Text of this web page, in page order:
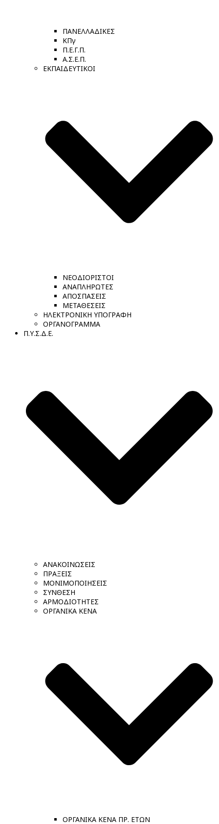
ΠΑΝΕΛΛΑΔΙΚΕΣ
ΚΠγ
Π.Ε.Γ.Π.
Α.Σ.Ε.Π.
ΕΚΠΑΙΔΕΥΤΙΚΟΙ
ΝΕΟΔΙΟΡΙΣΤΟΙ
ΑΝΑΠΛΗΡΩΤΕΣ
ΑΠΟΣΠΑΣΕΙΣ
ΜΕΤΑΘΕΣΕΙΣ
ΗΛΕΚΤΡΟΝΙΚΗ ΥΠΟΓΡΑΦΗ
ΟΡΓΑΝΟΓΡΑΜΜΑ
Π.Υ.Σ.Δ.Ε.
ΑΝΑΚΟΙΝΩΣΕΙΣ
ΠΡΑΞΕΙΣ
ΜΟΝΙΜΟΠΟΙΗΣΕΙΣ
ΣΥΝΘΕΣΗ
ΑΡΜΟΔΙΟΤΗΤΕΣ
ΟΡΓΑΝΙΚΑ ΚΕΝΑ
ΟΡΓΑΝΙΚΑ ΚΕΝΑ ΠΡ. ΕΤΩΝ